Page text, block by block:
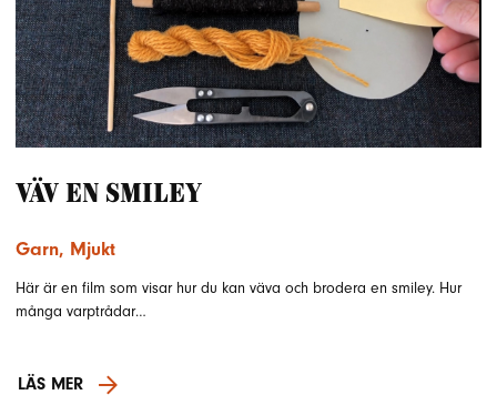
Väv en smiley
Garn, Mjukt
Här är en film som visar hur du kan väva och brodera en smiley. Hur
många varptrådar…
LÄS MER